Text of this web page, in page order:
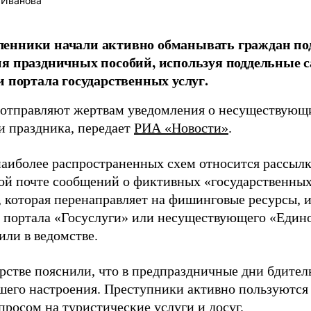
начали активно обманывать граждан
праздничных пособий, используя поддельные
портала государственных услуг.
жертвам уведомления о
праздника, передает РИА «Новости».
распространенных схем относится
почте сообщений о фиктивных
которая перенаправляет на фишинговые
«Госуслуги» или несуществующего
в ведомстве.
пояснили, что в предпраздничные дни
настроения. Преступники активно
на туристические услуги и досуг.